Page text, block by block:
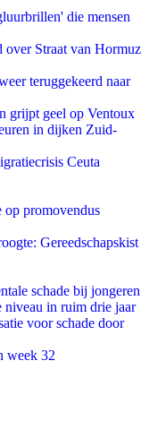
die mensen
over Straat van Hormuz
teruggekeerd naar
grijpt geel op Ventoux
in dijken Zuid-
Ceuta
op promovendus
Gereedschapskist
schade bij jongeren
niveau in ruim drie jaar
voor schade door
week 32